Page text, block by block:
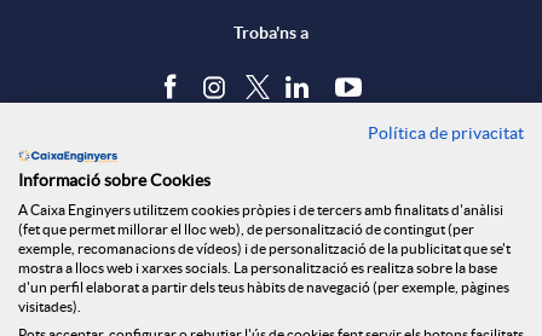
Troba'ns a
Política de cookies
Avís legal
Seguretat Online
Política de privacitat
Informació sobre Cookies
A Caixa Enginyers utilitzem cookies pròpies i de tercers amb finalitats d'anàlisi
(fet que permet millorar el lloc web), de personalització de contingut (per
exemple, recomanacions de vídeos) i de personalització de la publicitat que se't
mostra a llocs web i xarxes socials. La personalització es realitza sobre la base
d'un perfil elaborat a partir dels teus hàbits de navegació (per exemple, pàgines
visitades).